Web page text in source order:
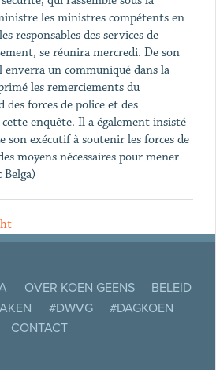
les ministres compétents en
responsables des services de
se réunira mercredi. De son
enverra un communiqué dans la
les remerciements du
des forces de police et des
enquête. Il a également insisté
son exécutif à soutenir les forces de
moyens nécessaires pour mener
OVER KOEN GEENS
BELEID
#DWVG
#DAGKOEN
CONTACT